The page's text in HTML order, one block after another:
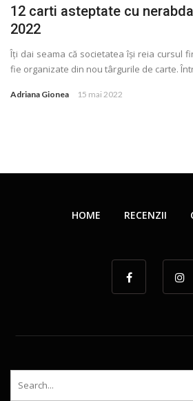
12 carti asteptate cu
2022
Îţi dai seama că societatea își reia cursul
fie organizate din nou târgurile de carte.
Adriana Gionea 15 mai 2022
HOME RECENZII